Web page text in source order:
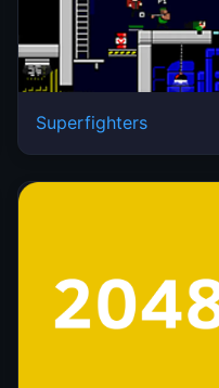
Superfighters